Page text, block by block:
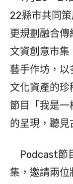
22縣市共同
更規劃融合傳
文資創意市
藝手作坊，
文化資產的
節目「我是
的呈現，聽見
Podcast節
集，邀請兩